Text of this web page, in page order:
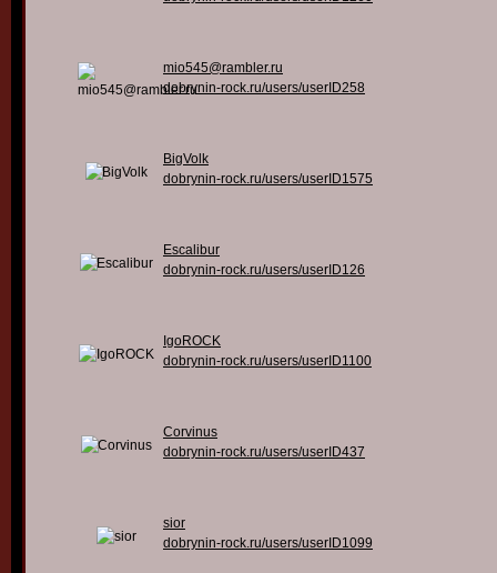
mio545@rambler.ru
dobrynin-rock.ru/users/userID258
BigVolk
dobrynin-rock.ru/users/userID1575
Escalibur
dobrynin-rock.ru/users/userID126
IgoROCK
dobrynin-rock.ru/users/userID1100
Corvinus
dobrynin-rock.ru/users/userID437
sior
dobrynin-rock.ru/users/userID1099